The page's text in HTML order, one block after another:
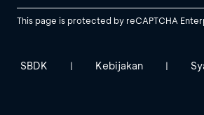
This page is protected by reCAPTCHA
SBDK | Kebijakan |